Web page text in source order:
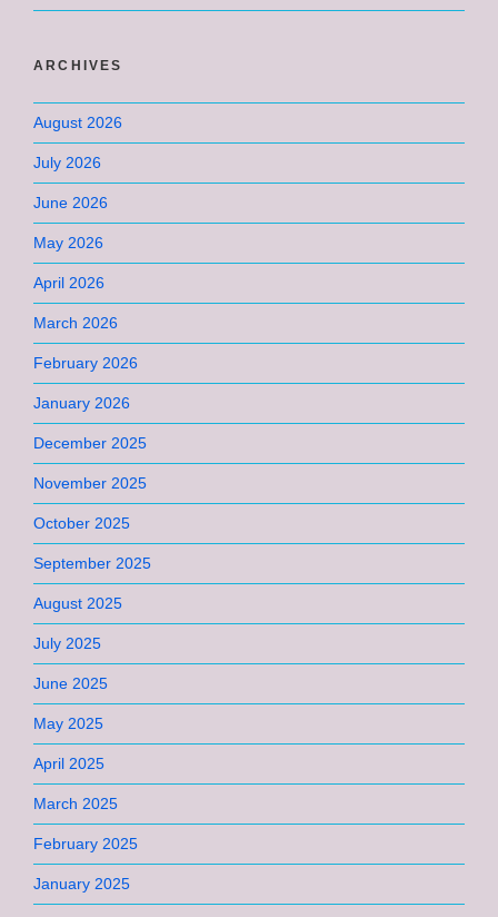
ARCHIVES
August 2026
July 2026
June 2026
May 2026
April 2026
March 2026
February 2026
January 2026
December 2025
November 2025
October 2025
September 2025
August 2025
July 2025
June 2025
May 2025
April 2025
March 2025
February 2025
January 2025